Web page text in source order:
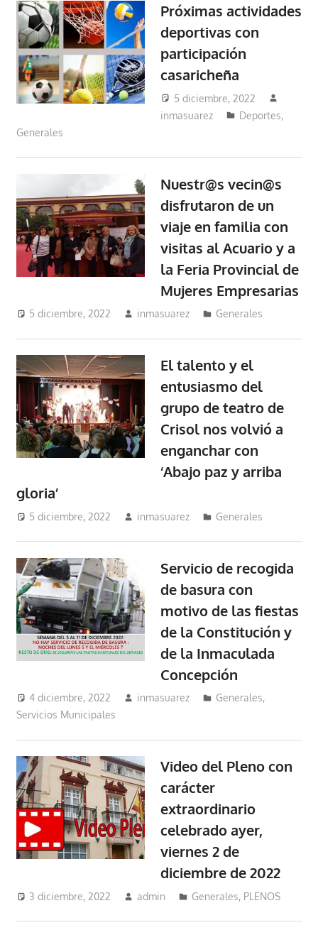
Próximas actividades
deportivas con
participación
casaricheña
5 diciembre, 2022
inmasuarez
Deportes,
Generales
Nuestr@s vecin@s
disfrutaron de un
viaje en familia con
visitas al Acuario y a
la Feria Provincial de
Mujeres Empresarias
5 diciembre, 2022 inmasuarez Generales
El talento y el
entusiasmo del
grupo de teatro de
Crisol nos volvió a
enganchar con
‘Abajo paz y arriba
gloria’
5 diciembre, 2022 inmasuarez Generales
Servicio de recogida
de basura con
motivo de las fiestas
de la Constitución y
de la Inmaculada
Concepción
4 diciembre, 2022 inmasuarez Generales,
Servicios Municipales
Video del Pleno con
carácter
extraordinario
celebrado ayer,
viernes 2 de
diciembre de 2022
3 diciembre, 2022 admin Generales, PLENOS